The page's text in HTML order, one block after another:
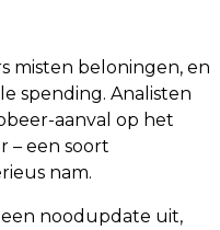
misten beloningen, en
spending. Analisten
aanval op het
– een soort
nam.
noodupdate uit,